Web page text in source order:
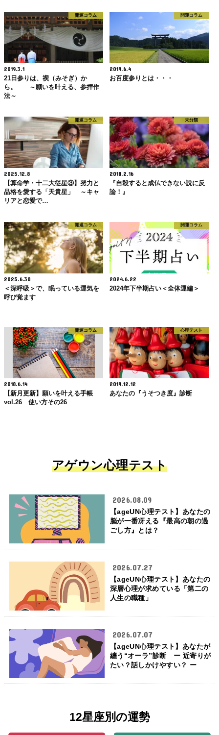
開運コラム
2019.3.1
21日参りは、禊（みそぎ）か
ら。 ～願いを叶える、参拝作
法～
開運コラム
2019.6.4
お百度参りとは・・・
開運コラム
2025.12.8
【算命学・十二大従星③】努力と
品格を愛する「天貴星」 ～キャ
リアと恋愛で…
未分類
2018.2.16
『自殺すると成仏できない説に反
論！』
開運コラム
2025.6.30
＜深呼吸＞で、眠っている運気を
呼び覚ます
開運コラム
2024.6.22
2024年下半期占い＜全体運編＞
開運コラム
2018.6.14
【新月更新】願いを叶える手帳
vol.26 使い方その26
心理テスト
2019.12.12
あなたの『うそつき度』診断
アゲウン心理テスト
2026.08.09
【ageUN心理テスト】あなたの
脳が一番冴える『最高の朝の過
ごし方』とは？
2026.07.27
【ageUN心理テスト】あなたの
深層心理が求めている「第二の
人生の職種」
2026.07.07
【ageUN心理テスト】あなたが
纏う“オーラ”診断 ー 近寄りが
たい？話しかけやすい？ ー
12星座別の運勢